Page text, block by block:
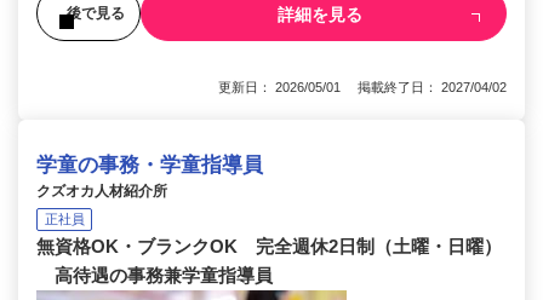
後で見る 詳細を見る
更新日： 2026/05/01 掲載終了日： 2027/04/02
学童の事務・学童指導員
クズオカ人材紹介所
正社員
無資格OK・ブランクOK 完全週休2日制（土曜・日曜）
高待遇の事務兼学童指導員